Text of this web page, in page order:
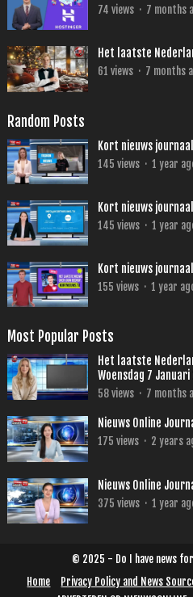
74 views · 7 months
Het laatste
61 views · 7 months
Random Posts
Kort nieuws
145 views · 1 year
Kort nieuws
145 views · 1 year
Kort nieuws
155 views · 1 year
Most Popular Posts
Het laatste
Woensdag 7
58views · 7 months
Nieuws Online
175 views · 2 years
Nieuws Online
375 views · 1 year
© 2025 - Do I have news
Home
Privacy Policy and News